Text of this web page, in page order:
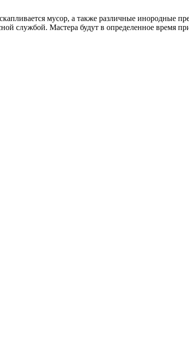
мусор, а также различные инородные
службой. Мастера будут в определенное время